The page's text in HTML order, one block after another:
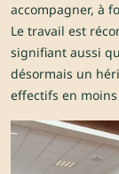
accompagner, à
Le travail est
signifiant aussi
désormais un
effectifs en moins